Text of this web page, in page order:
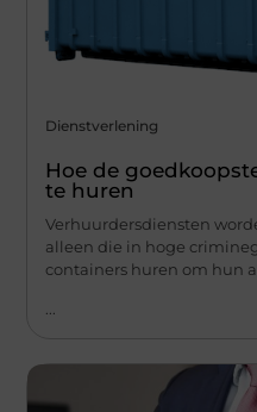
Dienstverlening
Hoe de
te huren
Verhuurdersdiensten
alleen die in hoge
containers huren om hun